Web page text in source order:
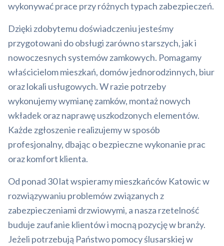
wykonywać prace przy różnych typach zabezpieczeń.
Dzięki zdobytemu doświadczeniu jesteśmy
przygotowani do obsługi zarówno starszych, jak i
nowoczesnych systemów zamkowych. Pomagamy
właścicielom mieszkań, domów jednorodzinnych, biur
oraz lokali usługowych. W razie potrzeby
wykonujemy wymianę zamków, montaż nowych
wkładek oraz naprawę uszkodzonych elementów.
Każde zgłoszenie realizujemy w sposób
profesjonalny, dbając o bezpieczne wykonanie prac
oraz komfort klienta.
Od ponad 30 lat wspieramy mieszkańców Katowic w
rozwiązywaniu problemów związanych z
zabezpieczeniami drzwiowymi, a nasza rzetelność
buduje zaufanie klientów i mocną pozycję w branży.
Jeżeli potrzebują Państwo pomocy ślusarskiej w